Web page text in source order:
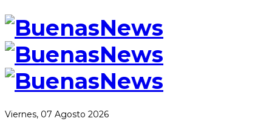
Viernes, 07 Agosto 2026